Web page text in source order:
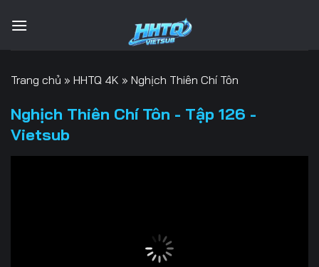
qua
Trang chủ » HHTQ 4K » Nghịch Thiên Chí Tôn
Nghịch Thiên Chí Tôn - Tập 126 -
Vietsub